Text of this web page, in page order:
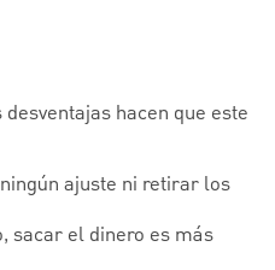
hacen que este
ajuste ni retirar los
sacar el dinero es más